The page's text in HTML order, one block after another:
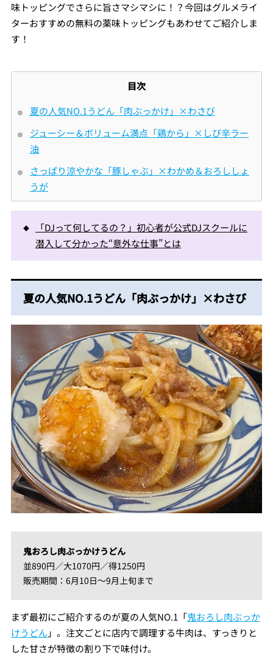
味トッピングでさらに旨さマシマシに！？今回はグルメライ
ターおすすめの無料の薬味トッピングもあわせてご紹介しま
す！
目次
夏の人気NO.1うどん「肉ぶっかけ」×わさび
ジューシー＆ボリューム満点「鶏から」×しび辛ラー
油
さっぱり涼やかな「豚しゃぶ」×わかめ＆おろししょ
うが
「DJって何してるの？」初心者が公式DJスクールに
潜入して分かった“意外な仕事”とは
夏の人気NO.1うどん「肉ぶっかけ」×わさび
鬼おろし肉ぶっかけうどん
並890円／大1070円／得1250円
販売期間：6月10日～9月上旬まで
まず最初にご紹介するのが夏の人気NO.1「鬼おろし肉ぶっか
けうどん 」。注文ごとに店内で調理する牛肉は、すっきりと
した甘さが特徴の割り下で味付け。